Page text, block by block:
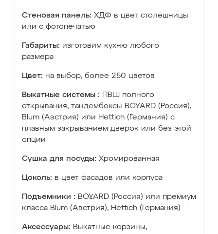
Стеновая панель: ХДФ в цвет столешницы
или с фотопечатью
Габариты: изготовим кухню любого
размера
Цвет: на выбор, более 250 цветов
Выкатные системы :
ПВШ полного
открывания, тандембоксы BOYARD (Россия),
Blum (Австрия) или Hettich (Германия) с
плавным закрыванием дверок или без этой
опции
Сушка для посуды: Хромированная
Цоколь: в цвет фасадов или корпуса
Подъемники : BOYARD (Россия) или премиум
класса Blum (Австрия), Hettich (Германия)
Аксессуары: Выкатные корзины,